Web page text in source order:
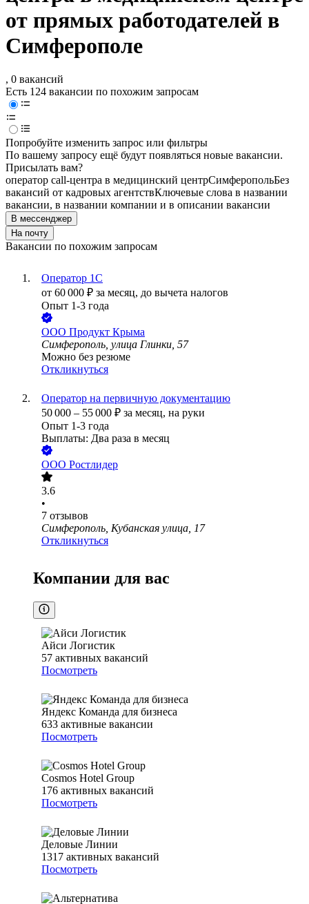
от прямых работодателей в
Симферополе
, 0 вакансий
Есть 124 вакансии по похожим запросам
Попробуйте изменить запрос или фильтры
По вашему запросу ещё будут появляться новые вакансии.
Присылать вам?
оператор call-центра в медицинский центрСимферопольБез
вакансий от кадровых агентствКлючевые слова в названии
вакансии, в названии компании и в описании вакансии
В мессенджер
На почту
Вакансии по похожим запросам
Оператор 1C
от 60 000 ₽ за месяц, до вычета налогов
Опыт 1-3 года
ООО Продукт Крыма
Симферополь, улица Глинки, 57
Можно без резюме
Откликнуться
Оператор на первичную документацию
50 000 – 55 000 ₽ за месяц, на руки
Опыт 1-3 года
Выплаты: Два раза в месяц
ООО Ростлидер
3.6
•
7 отзывов
Симферополь, Кубанская улица, 17
Откликнуться
Компании для вас
Айси Логистик
57 активных вакансий
Посмотреть
Яндекс Команда для бизнеса
633 активные вакансии
Посмотреть
Cosmos Hotel Group
176 активных вакансий
Посмотреть
Деловые Линии
1317 активных вакансий
Посмотреть